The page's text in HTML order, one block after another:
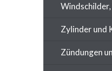
Zylinder und
Zündungen